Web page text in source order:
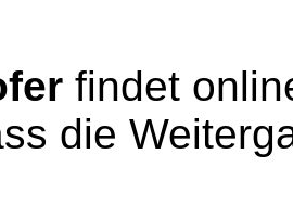
findet
die